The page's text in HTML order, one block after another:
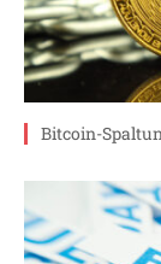
Bitcoin-